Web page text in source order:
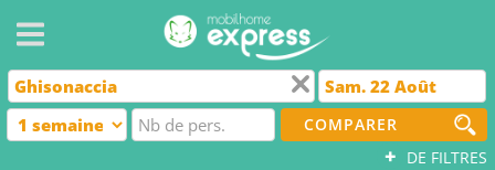
COMPARER
+ DE FILTRES